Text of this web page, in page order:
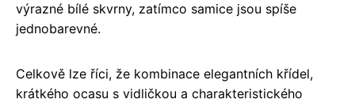
výrazné bílé skvrny, zatímco samice jsou spíše
jednobarevné.
Celkově lze říci, že kombinace elegantních křídel,
krátkého ocasu s vidličkou a charakteristického